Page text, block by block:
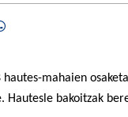
Whatsapp
hautes-mahaien
Hautesle bakoitzak